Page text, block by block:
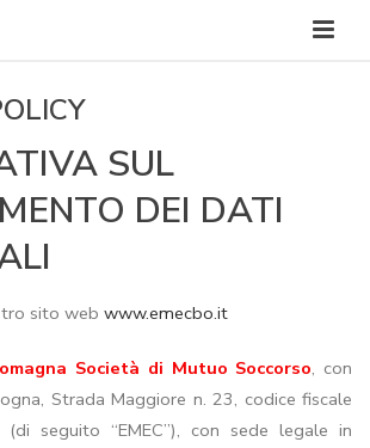
SUL
DEI DATI
sito web www.emecbo.it
Società di Mutuo Soccorso, con
Strada Maggiore n. 23, codice fiscale
seguito “EMEC”), con sede legale in